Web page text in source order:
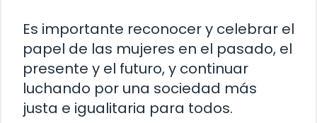
Es importante reconocer y celebrar el
papel de las mujeres en el pasado, el
presente y el futuro, y continuar
luchando por una sociedad más
justa e igualitaria para todos.